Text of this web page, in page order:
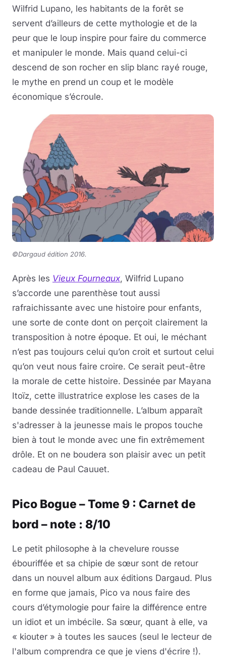
Wilfrid Lupano, les habitants de la forêt se
servent d’ailleurs de cette mythologie et de la
peur que le loup inspire pour faire du commerce
et manipuler le monde. Mais quand celui-ci
descend de son rocher en slip blanc rayé rouge,
le mythe en prend un coup et le modèle
économique s’écroule.
©Dargaud édition 2016.
Après les Vieux Fourneaux, Wilfrid Lupano
s’accorde une parenthèse tout aussi
rafraichissante avec une histoire pour enfants,
une sorte de conte dont on perçoit clairement la
transposition à notre époque. Et oui, le méchant
n’est pas toujours celui qu’on croit et surtout celui
qu’on veut nous faire croire. Ce serait peut-être
la morale de cette histoire. Dessinée par Mayana
Itoïz, cette illustratrice explose les cases de la
bande dessinée traditionnelle. L’album apparaît
s'adresser à la jeunesse mais le propos touche
bien à tout le monde avec une fin extrêmement
drôle. Et on ne boudera son plaisir avec un petit
cadeau de Paul Cauuet.
Pico Bogue – Tome 9 : Carnet de
bord – note : 8/10
Le petit philosophe à la chevelure rousse
ébouriffée et sa chipie de sœur sont de retour
dans un nouvel album aux éditions Dargaud. Plus
en forme que jamais, Pico va nous faire des
cours d’étymologie pour faire la différence entre
un idiot et un imbécile. Sa sœur, quant à elle, va
« kiouter » à toutes les sauces (seul le lecteur de
l'album comprendra ce que je viens d'écrire !).